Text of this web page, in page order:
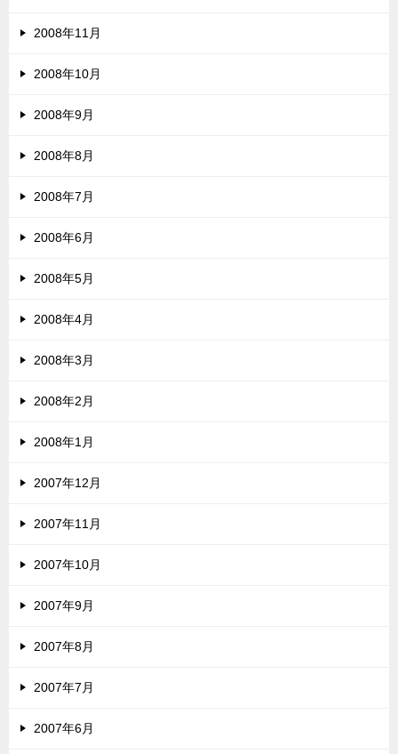
2008年11月
2008年10月
2008年9月
2008年8月
2008年7月
2008年6月
2008年5月
2008年4月
2008年3月
2008年2月
2008年1月
2007年12月
2007年11月
2007年10月
2007年9月
2007年8月
2007年7月
2007年6月